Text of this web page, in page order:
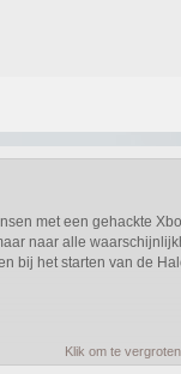
met een gehackte
naar alle
bij het starten van de
Klik om te